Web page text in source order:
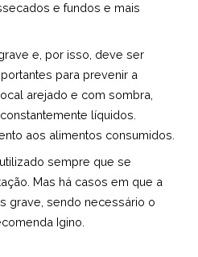
e fundos e mais
e, por isso, deve ser
para prevenir a
arejado e com sombra,
líquidos.
aos alimentos consumidos.
sempre que se
Mas há casos em que a
grave, sendo necessário o
Igino.